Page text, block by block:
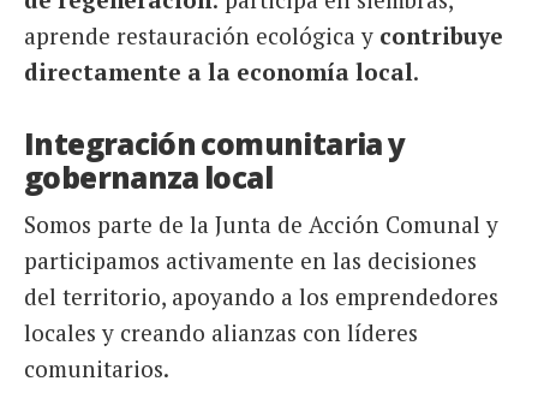
aprende restauración ecológica y contribuye
directamente a la economía local.
Integración comunitaria y
gobernanza local
Somos parte de la Junta de Acción Comunal y
participamos activamente en las decisiones
del territorio, apoyando a los emprendedores
locales y creando alianzas con líderes
comunitarios.